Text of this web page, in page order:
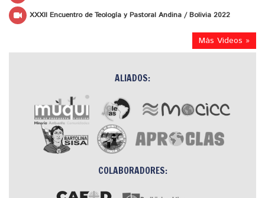
XXXII Encuentro de Teología y Pastoral Andina / Bolivia 2022
Más Videos »
ALIADOS:
COLABORADORES: